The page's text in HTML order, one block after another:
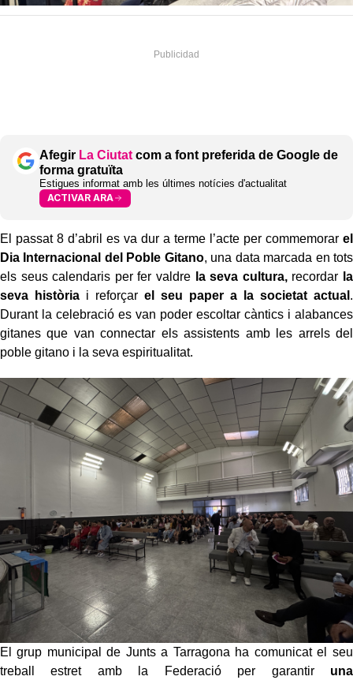
Afegir La Ciutat com a font preferida de Google de
forma gratuïta
Estigues informat amb les últimes notícies d'actualitat
ACTIVAR ARA
El passat 8 d’abril es va dur a terme l’acte per commemorar el
Dia Internacional del Poble Gitano, una data marcada en tots
els seus calendaris per fer valdre la seva cultura,recordar la
seva història i reforçar el seu paper a la societat actual .
Durant la celebració es van poder escoltar càntics i alabances
gitanes que van connectar els assistents amb les arrels del
poble gitano i la seva espiritualitat.
El grup municipal de Junts a Tarragona ha comunicat el seu
treball estret amb la Federació per garantir una